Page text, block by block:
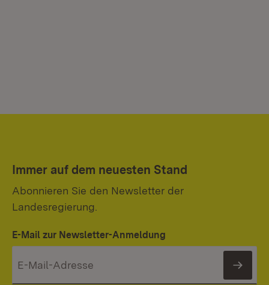
Immer auf dem neuesten Stand
Abonnieren Sie den Newsletter der
Landesregierung.
E-Mail zur Newsletter-Anmeldung